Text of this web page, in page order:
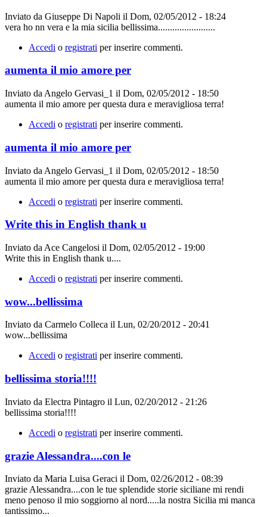
Inviato da Giuseppe Di Napoli il Dom, 02/05/2012 - 18:24
vera ho nn vera e la mia sicilia bellissima........................
Accedi o registrati per inserire commenti.
aumenta il mio amore per
Inviato da Angelo Gervasi_1 il Dom, 02/05/2012 - 18:50
aumenta il mio amore per questa dura e meravigliosa terra!
Accedi o registrati per inserire commenti.
aumenta il mio amore per
Inviato da Angelo Gervasi_1 il Dom, 02/05/2012 - 18:50
aumenta il mio amore per questa dura e meravigliosa terra!
Accedi o registrati per inserire commenti.
Write this in English thank u
Inviato da Ace Cangelosi il Dom, 02/05/2012 - 19:00
Write this in English thank u....
Accedi o registrati per inserire commenti.
wow...bellissima
Inviato da Carmelo Colleca il Lun, 02/20/2012 - 20:41
wow...bellissima
Accedi o registrati per inserire commenti.
bellissima storia!!!!
Inviato da Electra Pintagro il Lun, 02/20/2012 - 21:26
bellissima storia!!!!
Accedi o registrati per inserire commenti.
grazie Alessandra....con le
Inviato da Maria Luisa Geraci il Dom, 02/26/2012 - 08:39
grazie Alessandra....con le tue splendide storie siciliane mi rendi
meno penoso il mio soggiorno al nord.....la nostra Sicilia mi manca
tantissimo...